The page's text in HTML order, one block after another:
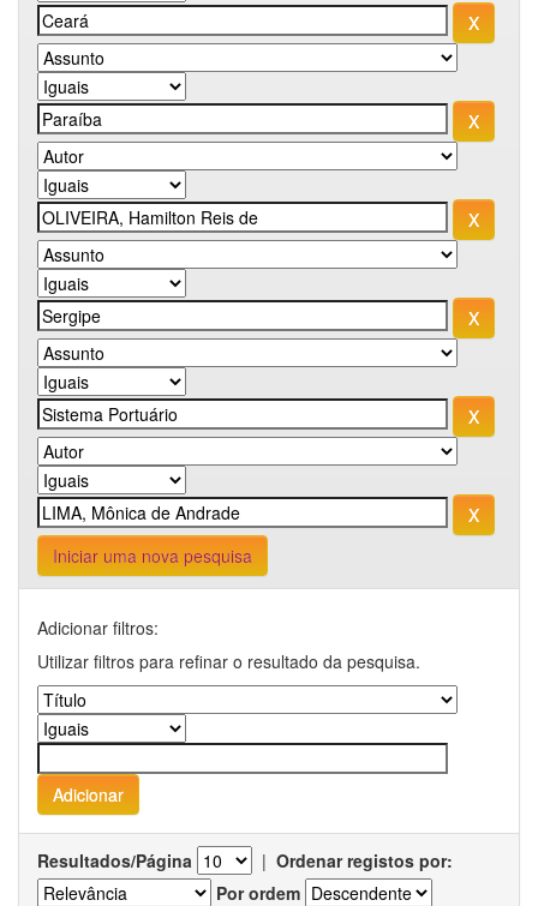
Iniciar uma nova pesquisa
Adicionar filtros:
Utilizar filtros para refinar o resultado da pesquisa.
Resultados/Página | Ordenar registos por:
Por ordem